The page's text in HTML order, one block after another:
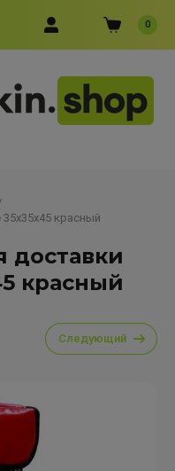
0
красный
доставки
красный
Следующий